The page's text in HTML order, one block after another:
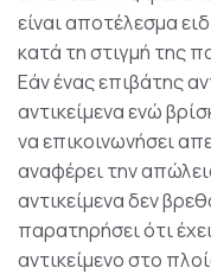
είναι αποτέλεσμα
κατά τη στιγμή της
Εάν ένας επιβάτης
αντικείμενα ενώ
να επικοινωνήσει
αναφέρει την
αντικείμενα δεν
παρατηρήσει ότι
αντικείμενο στο